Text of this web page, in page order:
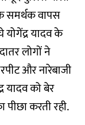
समर्थक वापस
योगेंद्र यादव के
लोगों ने
और नारेबाजी
यादव को बेर
करती रही.